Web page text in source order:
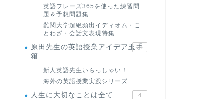
英語フレーズ365を使った練習問
題＆予想問題集
難関大学超絶頻出イディオム・こ
とわざ・会話文表現特集
原田先生の英語授業アイデア玉手
箱
24
新人英語先生いらっしゃい！
海外の英語授業実践シリーズ
人生に大切なことは全て
4